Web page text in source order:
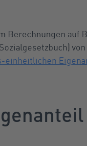
Berechnungen auf
einheitlichen